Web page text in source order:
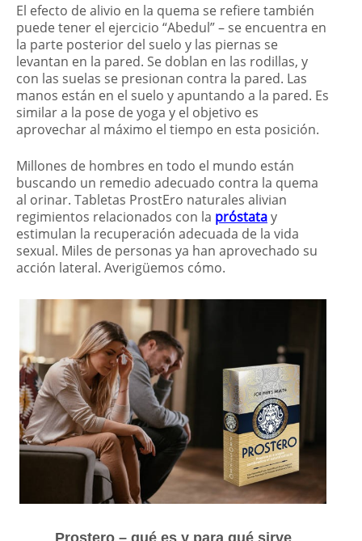
El efecto de alivio en la quema se refiere también
puede tener el ejercicio “Abedul” – se encuentra en
la parte posterior del suelo y las piernas se
levantan en la pared. Se doblan en las rodillas, y
con las suelas se presionan contra la pared. Las
manos están en el suelo y apuntando a la pared. Es
similar a la pose de yoga y el objetivo es
aprovechar al máximo el tiempo en esta posición.
Millones de hombres en todo el mundo están
buscando un remedio adecuado contra la quema
al orinar. Tabletas ProstEro naturales alivian
regimientos relacionados con la próstatay
estimulan la recuperación adecuada de la vida
sexual. Miles de personas ya han aprovechado su
acción lateral. Averigüemos cómo.